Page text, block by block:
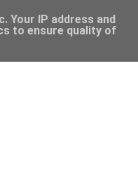
Your IP address and
to ensure quality of